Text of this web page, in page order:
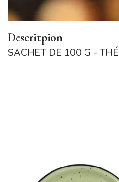
Descritpion
SACHET DE 100 G -